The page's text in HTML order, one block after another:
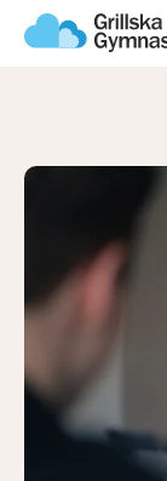
Våra program
Öppet hus